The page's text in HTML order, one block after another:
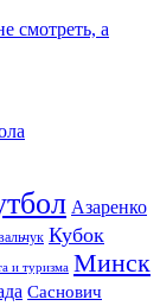
смотреть, а
Азаренко
Кубок
и туризма Минск
Саснович